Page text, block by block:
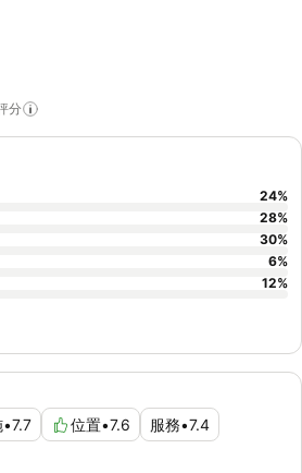
分
•7.7 位置•7.6 服務•7.4
24%
28%
30%
6%
12%